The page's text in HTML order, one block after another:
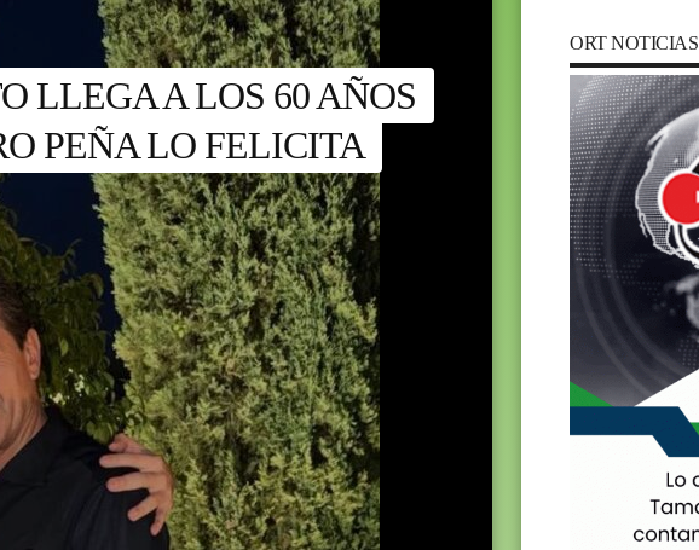
LLEGA A LOS 60 AÑOS
PEÑA LO FELICITA
ORT NOTICIAS